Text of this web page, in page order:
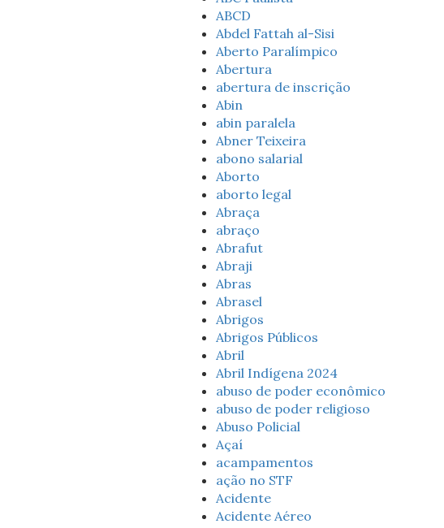
ABCD
Abdel Fattah al-Sisi
Aberto Paralímpico
Abertura
abertura de inscrição
Abin
abin paralela
Abner Teixeira
abono salarial
Aborto
aborto legal
Abraça
abraço
Abrafut
Abraji
Abras
Abrasel
Abrigos
Abrigos Públicos
Abril
Abril Indígena 2024
abuso de poder econômico
abuso de poder religioso
Abuso Policial
Açaí
acampamentos
ação no STF
Acidente
Acidente Aéreo